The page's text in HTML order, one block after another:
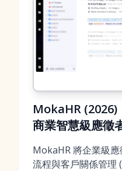
MokaHR (2026)
商業智慧級應徵
MokaHR 將企業級
流程與客戶關係管理